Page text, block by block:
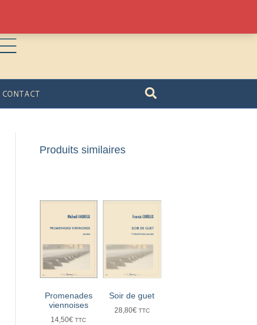
CONTACT
Produits similaires
Promenades
viennoises
14,50€ TTC
Soir de guet
28,80€ TTC